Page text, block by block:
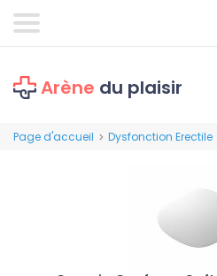
Arène du plaisir
Page d'accueil > Dysfonction Erectile